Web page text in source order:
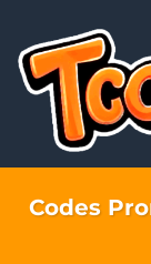
Codes